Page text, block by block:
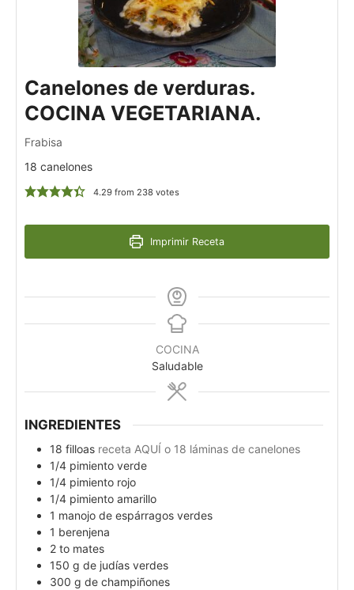
Canelones de verduras.
COCINA VEGETARIANA.
Frabisa
18 canelones
4.29from 238 votes
Imprimir Receta
COCINA
Saludable
INGREDIENTES
18 filloas receta AQUÍ o 18 láminas de canelones
1/4 pimiento verde
1/4 pimiento rojo
1/4 pimiento amarillo
1 manojo de espárragos verdes
1 berenjena
2 to mates
150 g de judías verdes
300 g de champiñones